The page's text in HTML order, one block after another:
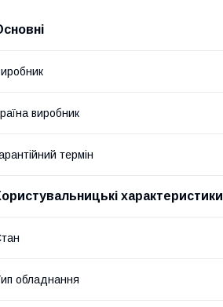
виробник
термін
характеристики
обладнання